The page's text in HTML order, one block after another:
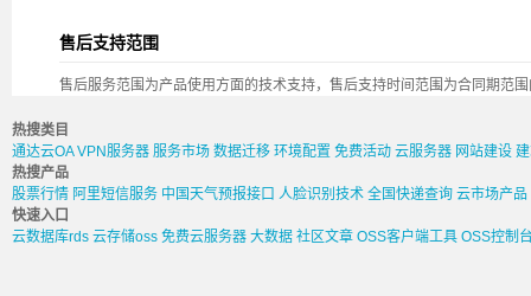
售后支持范围
售后服务范围为产品使用方面的技术支持，售后支持时间范围为合同期范
热搜类目
通达云OA VPN服务器 服务市场 数据迁移 环境配置 免费活动 云服务器 网站建设
热搜产品
股票行情 阿里短信服务 中国天气预报接口 人脸识别技术 全国快递查询 云市场产品
快速入口
云数据库rds 云存储oss 免费云服务器 大数据 社区文章 OSS客户端工具 OSS控制